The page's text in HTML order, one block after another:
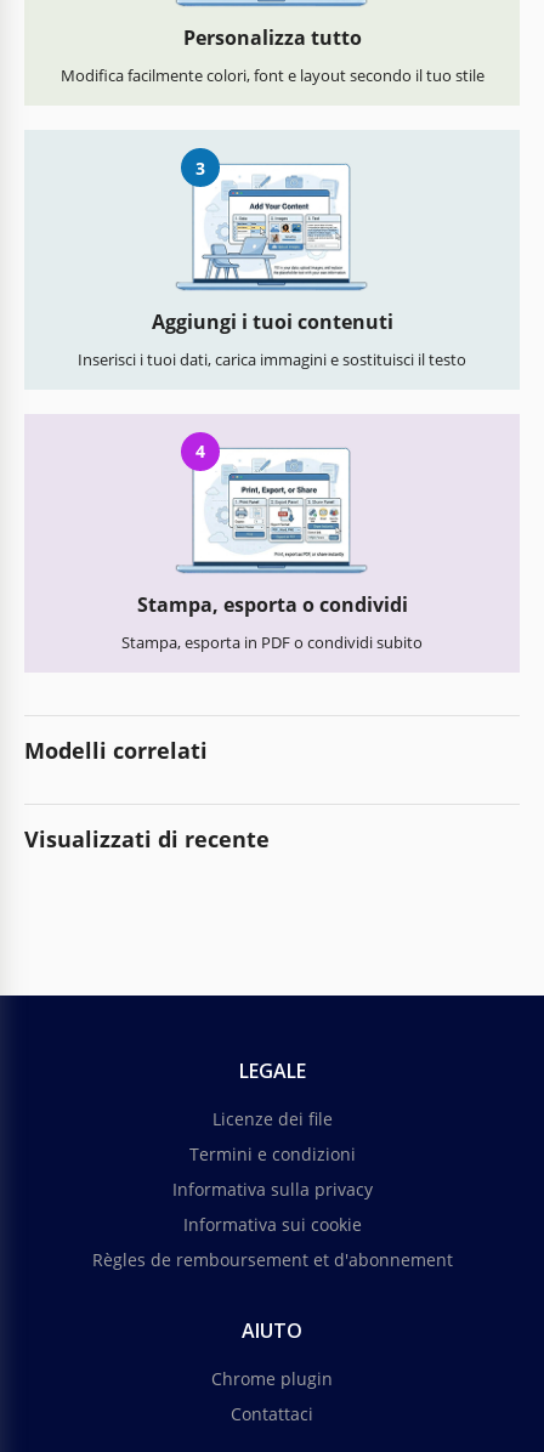
Personalizza tutto
Modifica facilmente colori, font e layout secondo il tuo stile
3
Aggiungi i tuoi contenuti
Inserisci i tuoi dati, carica immagini e sostituisci il testo
4
Stampa, esporta o condividi
Stampa, esporta in PDF o condividi subito
Modelli correlati
Visualizzati di recente
LEGALE
Licenze dei file
Termini e condizioni
Informativa sulla privacy
Informativa sui cookie
Règles de remboursement et d'abonnement
AIUTO
Chrome plugin
Contattaci